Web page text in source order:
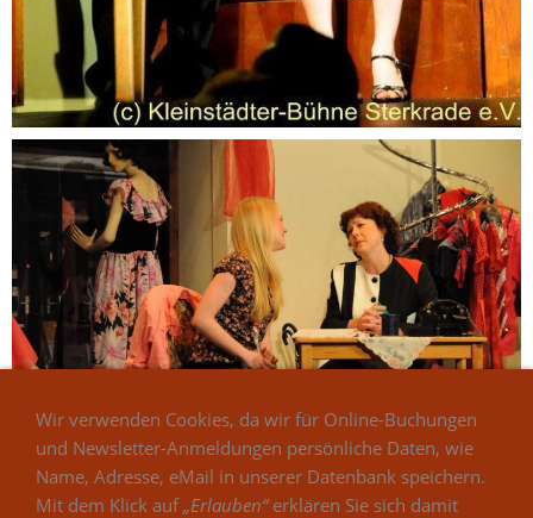
Wir verwenden Cookies, da wir für Online-Buchungen
und Newsletter-Anmeldungen persönliche Daten, wie
Name, Adresse, eMail in unserer Datenbank speichern.
Mit dem Klick auf„Erlauben“erklären Sie sich damit